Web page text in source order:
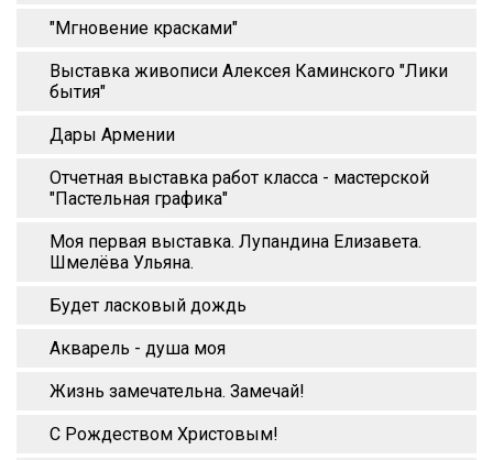
"Мгновение красками"
Выставка живописи Алексея Каминского "Лики
бытия"
Дары Армении
Отчетная выставка работ класса - мастерской
"Пастельная графика"
Моя первая выставка. Лупандина Елизавета.
Шмелёва Ульяна.
Будет ласковый дождь
Акварель - душа моя
Жизнь замечательна. Замечай!
С Рождеством Христовым!